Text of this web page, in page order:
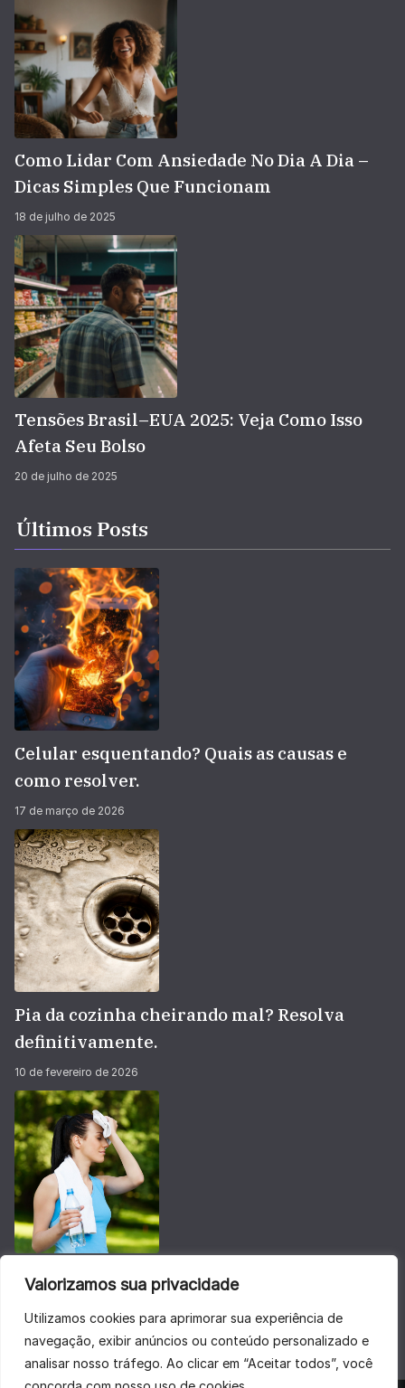
Valorizamos sua privacidade
Utilizamos cookies para aprimorar sua experiência de
navegação, exibir anúncios ou conteúdo personalizado e
analisar nosso tráfego. Ao clicar em “Aceitar todos”, você
Como Lidar Com Ansiedade No Dia A Dia –
Dicas Simples Que Funcionam
18 de julho de 2025
Tensões Brasil–EUA 2025: Veja Como Isso
Afeta Seu Bolso
20 de julho de 2025
Últimos Posts
Celular esquentando? Quais as causas e
como resolver.
17 de março de 2026
Pia da cozinha cheirando mal? Resolva
definitivamente.
10 de fevereiro de 2026
Não deixe sua energia baixar no calorão do
28 de janeiro de 2026